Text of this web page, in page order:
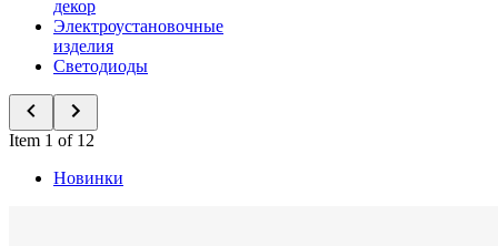
декор
Электроустановочные
изделия
Светодиоды
Item 1 of 12
Новинки